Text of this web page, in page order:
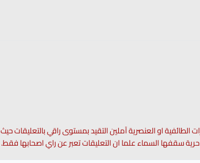
الطائفية او العنصرية آملين التقيد بمستوى راقي بالتعليقات حيث
- حرية سقفها السماء علما ان التعليقات تعبر عن راي اصحابها فقط.